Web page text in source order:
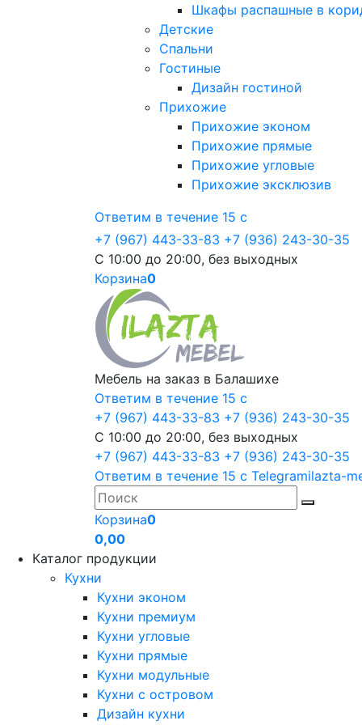
Шкафы распашные в
Детские
Спальни
Гостиные
Дизайн гостиной
Прихожие
Прихожие эконом
Прихожие прямые
Прихожие угловые
Прихожие эксклюзив
Ответим в течение 15 с
+7 (967) 443-33-83 +7 (936) 243-30-35
С 10:00 до 20:00, без выходных
Корзина0
Мебель на заказ в Балашихе
Ответим в течение 15 с
+7 (967) 443-33-83 +7 (936) 243-30-35
С 10:00 до 20:00, без выходных
+7 (967) 443-33-83 +7 (936) 243-30-35
Ответим в течение 15 с Telegramilazta-
Корзина0
0,00
Каталог продукции
Кухни
Кухни эконом
Кухни премиум
Кухни угловые
Кухни прямые
Кухни модульные
Кухни с островом
Дизайн кухни